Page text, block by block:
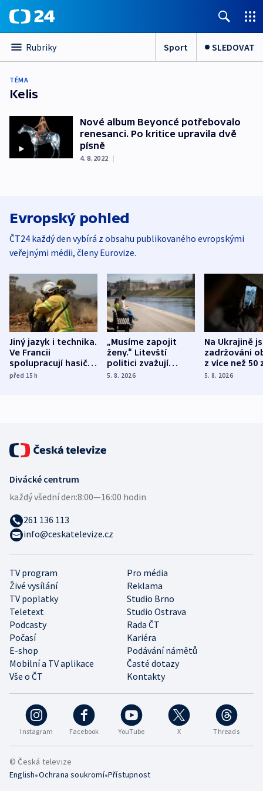
Rubriky Sport SLEDOVAT
TÉMA
Kelis
Nové album Beyoncé potřebovalo
renesanci. Po kritice upravila dvě
písně
4. 8. 2022 |
Evropský pohled
ČT24 každý den vybírá z obsahu publikovaného evropskými
veřejnými médii, členy Eurovize.
Jiný jazyk i technika.
Ve Francii
spolupracují hasiči z
různých zemí
před 15h
„Musíme zapojit
ženy.“ Litevští
politici zvažují
dohodu o
5. 8. 2026
Na Ukrajině
zadržováni
z více než 50
Bojovali na
5. 8. 2026
Instagram Facebook YouTube X Threads
TV program
Pro média
Živé vysílání
Reklama
TV poplatky
Studio Brno
Teletext
Studio Ostrava
Podcasty
Rada ČT
Počasí
Kariéra
E-shop
Podávání námětů
Mobilní a TV aplikace
Časté dotazy
Vše o ČT
Kontakty
Divácké centrum
každý všední den:8:00—16:00 hodin
261 136 113
info@ceskatelevize.cz
© Česká televize
English•Ochrana soukromí•Přístupnost